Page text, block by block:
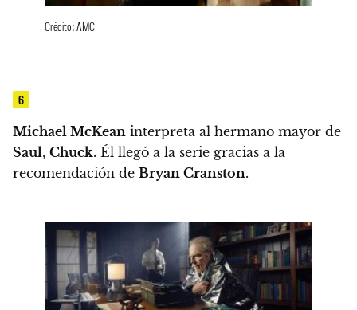
Crédito: AMC
6
Michael McKean interpreta al hermano mayor de
Saul, Chuck. Él llegó a la serie gracias a la
recomendación de Bryan Cranston.